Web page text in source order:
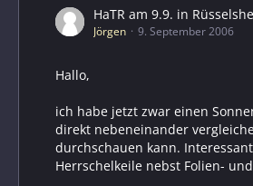
HaTR am 9.9. in
Jörgen 9. September 2006
Hallo,
ich habe jetzt zwar einen
direkt nebeneinander
durchschauen kann.
Herrschelkeile nebst Folien-